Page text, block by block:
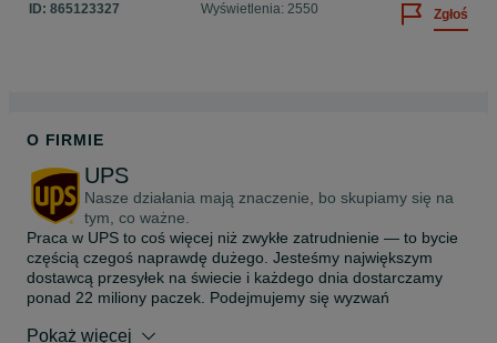
linkiem: https://ups.pagetiger.com/bdpxpfu
ID: 865123327 Wyświetlenia: 2550 Zgłoś
O FIRMIE
UPS
Nasze działania mają znaczenie, bo skupiamy się na
tym, co ważne.
Praca w UPS to coś więcej niż zwykłe zatrudnienie — to bycie
częścią czegoś naprawdę dużego. Jesteśmy największym
dostawcą przesyłek na świecie i każdego dnia dostarczamy
ponad 22 miliony paczek. Podejmujemy się wyzwań
Ty.
Pokaż więcej